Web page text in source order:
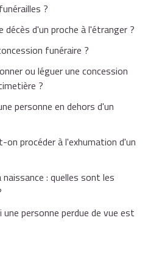
?
décès d'un proche à l'étranger ?
funéraire ?
ou léguer une concession
?
personne en dehors d'un
on procéder à l'exhumation d'un
: quelles sont les
personne perdue de vue est